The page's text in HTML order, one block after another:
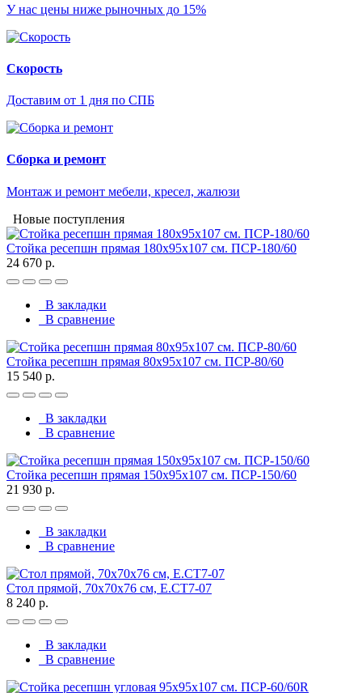
У нас цены ниже рыночных до 15%
Скорость
Доставим от 1 дня по СПБ
Сборка и ремонт
Монтаж и ремонт мебели, кресел, жалюзи
Новые поступления
Стойка ресепшн прямая 180х95х107 см. ПСР-180/60
24 670 р.
В закладки
В сравнение
Стойка ресепшн прямая 80х95х107 см. ПСР-80/60
15 540 р.
В закладки
В сравнение
Стойка ресепшн прямая 150х95х107 см. ПСР-150/60
21 930 р.
В закладки
В сравнение
Стол прямой, 70x70x76 см, Е.СТ7-07
8 240 р.
В закладки
В сравнение